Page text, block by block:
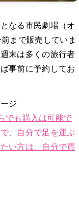
なる市民劇場（オ
まで販売していま
末は多くの旅行者
事前に予約してお
ジ
も購入は可能で
、自分で足を運ぶ
い方は、自分で買